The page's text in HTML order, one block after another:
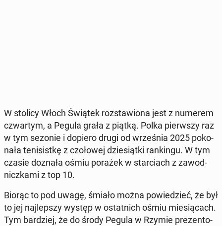
W stolicy Włoch Świątek roz­sta­wio­na jest z numerem
czwar­tym, a Pegula grała z piątką. Polka pierw­szy raz
w tym sezonie i dopiero drugi od wrze­śnia 2025 po­ko­
na­ła te­ni­sist­kę z czo­ło­wej dzie­siąt­ki ran­kin­gu. W tym
czasie doznała ośmiu porażek w star­ciach z za­wod­
nicz­ka­mi z top 10.
Biorąc to pod uwagę, śmiało można po­wie­dzieć, że był
to jej naj­lep­szy występ w ostat­nich ośmiu mie­sią­cach.
Tym bar­dziej, że do środy Pegula w Rzymie pre­zen­to­